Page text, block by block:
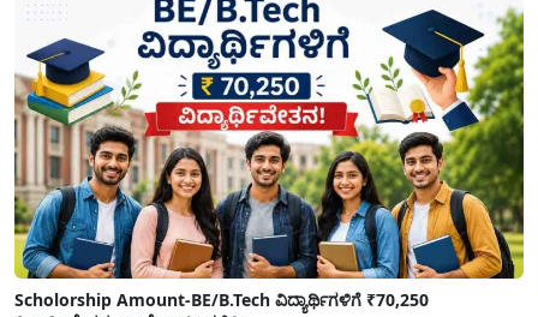
Scholorship Amount-BE/B.Tech ವಿದ್ಯಾರ್ಥಿಗಳಿಗೆ ₹70,250